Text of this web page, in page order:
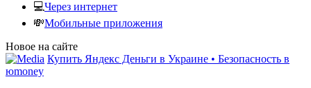
💻Через интернет
💸Мобильные приложения
Новое на сайте
Купить Яндекс Деньги в Украине • Безопасность в
юmoney